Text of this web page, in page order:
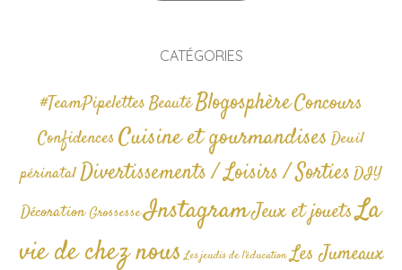
CATÉGORIES
#TeamPipelettesBeautéBlogosphèreConcours
Confidences Cuisine et gourmandises Deuil
périnatalDivertissements / Loisirs / SortiesDIY
Décoration GrossesseInstagramJeux et jouetsLa
vie de chez nous Les jeudis de l'éducation Les Jumeaux